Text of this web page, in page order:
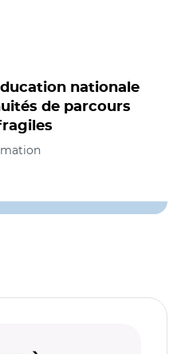
nationale
de parcours